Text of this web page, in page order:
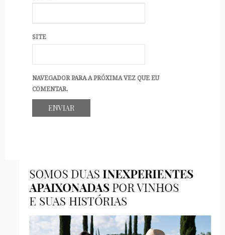
SITE
NAVEGADOR PARA A PRÓXIMA VEZ QUE EU
COMENTAR.